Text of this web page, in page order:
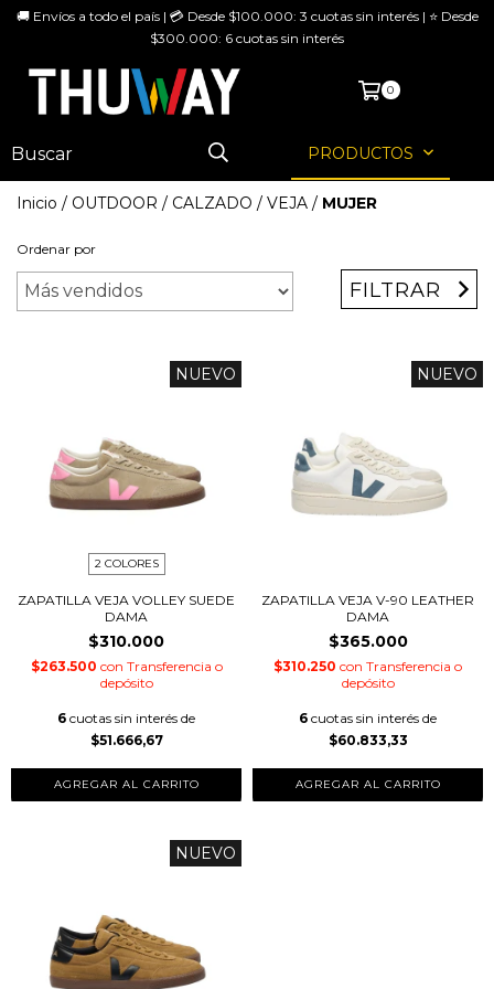
🚚 Envíos a todo el país | 💳 Desde $100.000: 3 cuotas sin interés | ⭐ Desde
$300.000: 6 cuotas sin interés
0
PRODUCTOS
Inicio / OUTDOOR / CALZADO / VEJA / MUJER
Ordenar por
FILTRAR
NUEVO
2 COLORES
ZAPATILLA VEJA VOLLEY SUEDE
DAMA
$310.000
$263.500 con Transferencia o
depósito
6 cuotas sin interés de
$51.666,67
AGREGAR AL CARRITO
NUEVO
ZAPATILLA VEJA V-90 LEATHER
DAMA
$365.000
$310.250 con Transferencia o
depósito
6 cuotas sin interés de
$60.833,33
AGREGAR AL CARRITO
NUEVO